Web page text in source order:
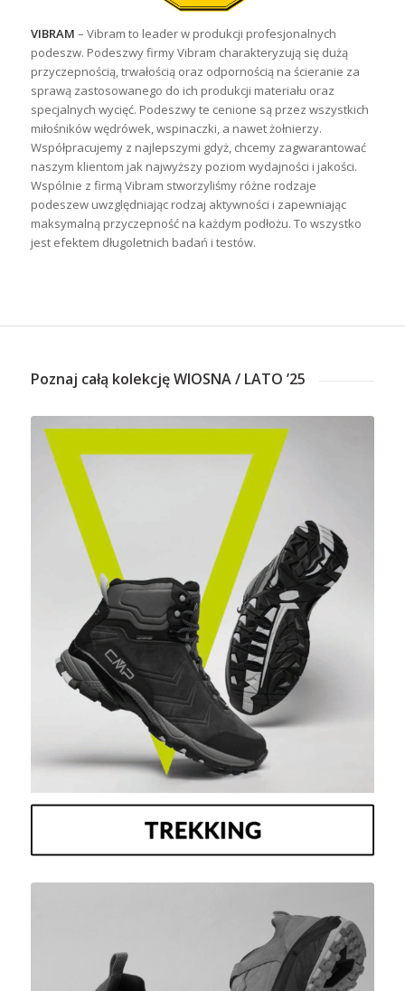
VIBRAM – Vibram to leader w produkcji profesjonalnych
podeszw. Podeszwy firmy Vibram charakteryzują się dużą
przyczepnością, trwałością oraz odpornością na ścieranie za
sprawą zastosowanego do ich produkcji materiału oraz
specjalnych wycięć. Podeszwy te cenione są przez wszystkich
miłośników wędrówek, wspinaczki, a nawet żołnierzy.
Współpracujemy z najlepszymi gdyż, chcemy zagwarantować
naszym klientom jak najwyższy poziom wydajności i jakości.
Wspólnie z firmą Vibram stworzyliśmy różne rodzaje
podeszew uwzględniając rodzaj aktywności i zapewniając
maksymalną przyczepność na każdym podłożu. To wszystko
jest efektem długoletnich badań i testów.
Poznaj całą kolekcję WIOSNA / LATO ’25